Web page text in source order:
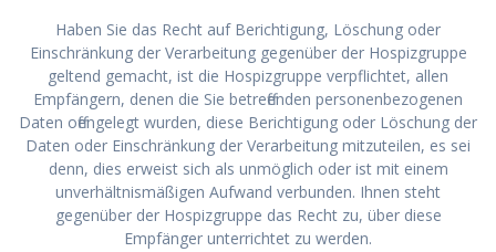
Haben Sie das Recht auf Berichtigung, Löschung oder
Einschränkung der Verarbeitung gegenüber der Hospizgruppe
geltend gemacht, ist die Hospizgruppe verpflichtet, allen
Empfängern, denen die Sie betreffenden personenbezogenen
Daten offengelegt wurden, diese Berichtigung oder Löschung der
Daten oder Einschränkung der Verarbeitung mitzuteilen, es sei
denn, dies erweist sich als unmöglich oder ist mit einem
unverhältnismäßigen Aufwand verbunden. Ihnen steht
gegenüber der Hospizgruppe das Recht zu, über diese
Empfänger unterrichtet zu werden.